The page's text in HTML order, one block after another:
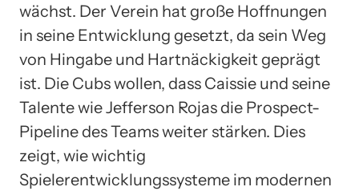
wächst. Der Verein hat große Hoffnungen
in seine Entwicklung gesetzt, da sein Weg
von Hingabe und Hartnäckigkeit geprägt
ist. Die Cubs wollen, dass Caissie und seine
Talente wie Jefferson Rojas die Prospect-
Pipeline des Teams weiter stärken. Dies
zeigt, wie wichtig
Spielerentwicklungssysteme im modernen